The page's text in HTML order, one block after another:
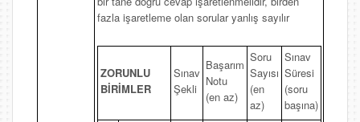
fazla işaretleme olan sorular yanlış sayılır
ZORUNLU
BİRİMLER
Sınav
Şekli
Başarım
Notu
(en az)
Soru
Sayısı
(en
az)
Sınav
Süresi
(soru
başına)